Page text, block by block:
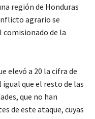
región de Honduras
agrario se
comisionado de la
elevó a 20 la cifra de
que el resto de las
que no han
de este ataque, cuyas